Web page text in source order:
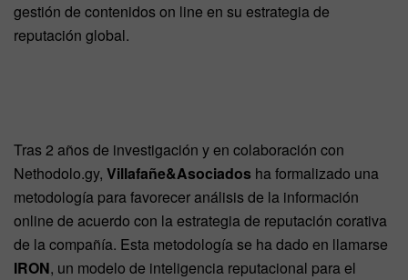
gestión de contenidos on line en su estrategia de
reputación global.
Tras 2 años de investigación y en colaboración con
Nethodolo.gy, Villafañe&Asociados ha formalizado una
metodología para favorecer análisis de la información
online de acuerdo con la estrategia de reputación corativa
de la compañía. Esta metodología se ha dado en llamarse
IRON, un modelo de inteligencia reputacional para el